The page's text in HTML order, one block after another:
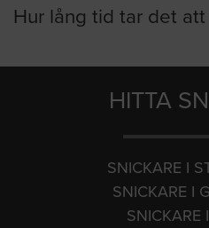
Hur lång tid tar det att
HITTA
SNICKARE I
SNICKARE I
SNICKARE